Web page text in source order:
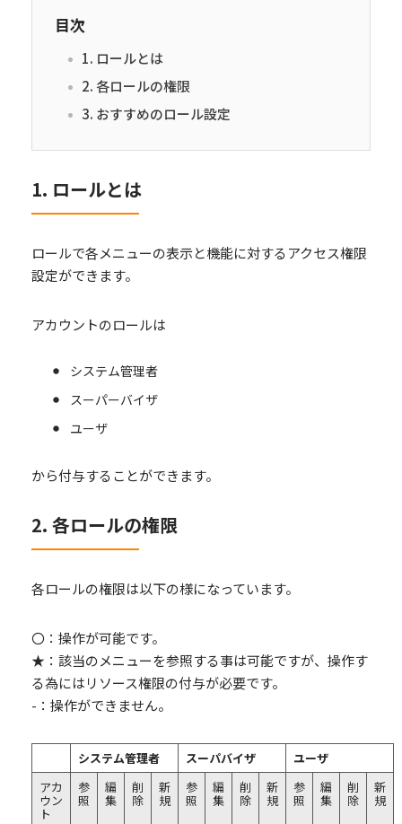
目次
1. ロールとは
2. 各ロールの権限
3. おすすめのロール設定
1. ロールとは
ロールで各メニューの表示と機能に対するアクセス権限
設定ができます。
アカウントのロールは
システム管理者
スーパーバイザ
ユーザ
から付与することができます。
2. 各ロールの権限
各ロールの権限は以下の様になっています。
〇：操作が可能です。
★：該当のメニューを参照する事は可能ですが、操作す
る為にはリソース権限の付与が必要です。
-：操作ができません。
システム管理者 スーパバイザ
ユーザ
アカ
ウン
ト
参
照
編
集
削
除
新
規
参
照
編
集
削
除
新
規
参
照
編
集
削
除
新
規